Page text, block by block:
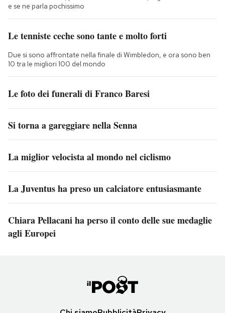
e se ne parla pochissimo
Le tenniste ceche sono tante e molto forti
Due si sono affrontate nella finale di Wimbledon, e ora sono ben
10 tra le migliori 100 del mondo
Le foto dei funerali di Franco Baresi
Si torna a gareggiare nella Senna
La miglior velocista al mondo nel ciclismo
La Juventus ha preso un calciatore entusiasmante
Chiara Pellacani ha perso il conto delle sue medaglie
agli Europei